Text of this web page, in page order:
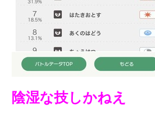
陰湿な技しかねえ